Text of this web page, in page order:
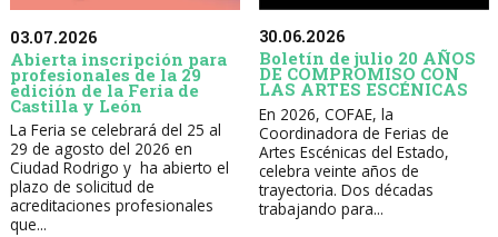
03.07.2026
Abierta inscripción para
profesionales de la 29
edición de la Feria de
Castilla y León
La Feria se celebrará del 25 al
29 de agosto del 2026 en
Ciudad Rodrigo y ha abierto el
plazo de solicitud de
acreditaciones profesionales
que...
30.06.2026
Boletín de julio 20 AÑOS
DE COMPROMISO CON
LAS ARTES ESCÉNICAS
En 2026, COFAE, la
Coordinadora de Ferias de
Artes Escénicas del Estado,
celebra veinte años de
trayectoria. Dos décadas
trabajando para...